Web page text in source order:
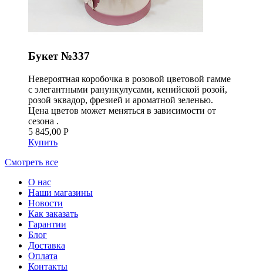
Букет №337
Невероятная коробочка в розовой цветовой гамме
с элегантными ранункулусами, кенийской розой,
розой эквадор, фрезией и ароматной зеленью.
Цена цветов может меняться в зависимости от
сезона .
5 845,00 Р
Купить
Смотреть все
О нас
Наши магазины
Новости
Как заказать
Гарантии
Блог
Доставка
Оплата
Контакты